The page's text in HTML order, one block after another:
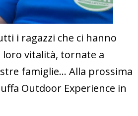
i ragazzi che ci hanno
loro vitalità, tornate a
famiglie… Alla prossima
Outdoor Experience in